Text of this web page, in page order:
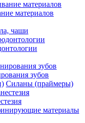
материалов
чаши
зубов
Силаны (праймеры)